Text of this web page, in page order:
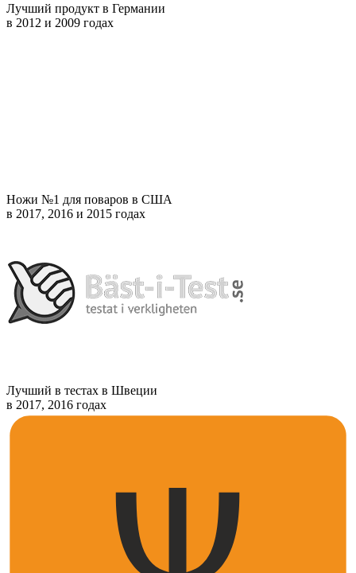
Лучший продукт в Германии
в 2012 и 2009 годах
Ножи №1 для поваров в США
в 2017, 2016 и 2015 годах
Лучший в тестах в Швеции
в 2017, 2016 годах